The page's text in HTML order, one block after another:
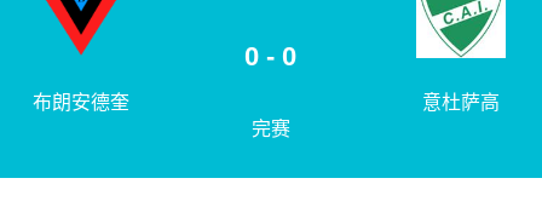
布朗安德奎
0 - 0
完赛
意杜萨高